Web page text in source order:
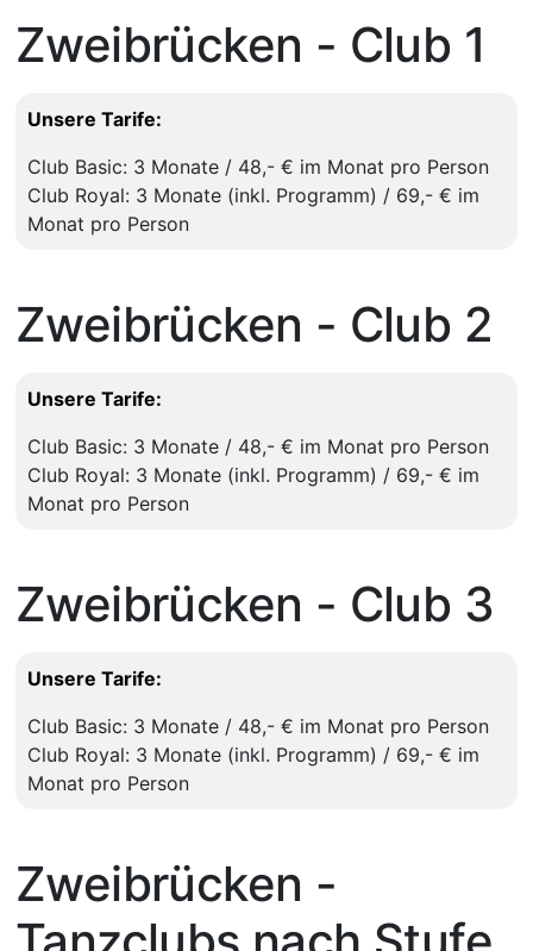
Zweibrücken - Club 1
Unsere Tarife:
Club Basic: 3 Monate / 48,- € im Monat pro Person
Club Royal: 3 Monate (inkl. Programm) / 69,- € im
Monat pro Person
Zweibrücken - Club 2
Unsere Tarife:
Club Basic: 3 Monate / 48,- € im Monat pro Person
Club Royal: 3 Monate (inkl. Programm) / 69,- € im
Monat pro Person
Zweibrücken - Club 3
Unsere Tarife:
Club Basic: 3 Monate / 48,- € im Monat pro Person
Club Royal: 3 Monate (inkl. Programm) / 69,- € im
Monat pro Person
Zweibrücken -